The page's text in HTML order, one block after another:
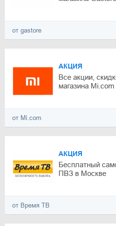
от gastore
АКЦИЯ
Все акции,
магазина
от Mi.com
АКЦИЯ
Бесплатный
ПВЗ в Москве
от Время ТВ